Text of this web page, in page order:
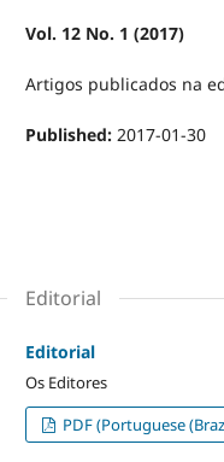
Vol. 12 No. 1 (2017)
Artigos publicados na
Published: 2017-01-30
Editorial
Editorial
Os Editores
PDF (Portuguese